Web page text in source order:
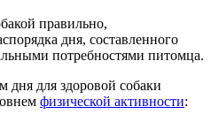
правильно,
дня, составленного
потребностями питомца.
дня для здоровой собаки
физической активности: